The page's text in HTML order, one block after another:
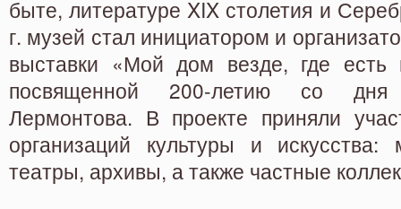
быте, литературе XIX столетия и
г. музей стал инициатором и
выставки «Мой дом везде, где
посвященной 200-летию со
Лермонтова. В проекте приняли
организаций культуры и искусства:
театры, архивы, а также частные